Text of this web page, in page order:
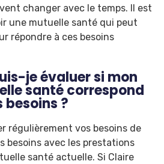
changer avec le temps. Il est
une mutuelle santé qui peut
répondre à ces besoins
je évaluer si mon
santé correspond
besoins ?
régulièrement vos besoins de
besoins avec les prestations
santé actuelle. Si Claire